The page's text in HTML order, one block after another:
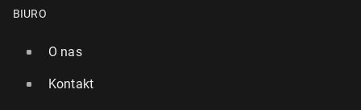
BIURO
O nas
Kontakt